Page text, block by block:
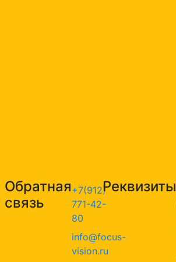
Обратная
связь
+7(912)
771-42-
80
info@focus-
vision.ru
Реквизиты